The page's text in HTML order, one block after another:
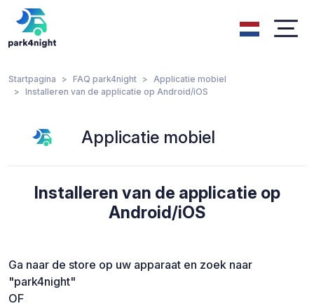
Startpagina FAQ park4night
Applicatie mobiel
Installeren van de applicatie op Android/iOS
Applicatie mobiel
Installeren van de applicatie op
Android/iOS
Ga naar de store op uw apparaat en zoek naar
"park4night"
OF